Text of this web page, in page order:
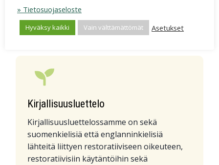
kehittämä ja se on suunnattu erityisesti
kasvatus- ja opetuskentän käyttöön.
Kirjallisuusluettelo
Kirjallisuusluettelossamme on sekä
suomenkielisiä että englanninkielisiä
lähteitä liittyen restoratiiviseen oikeuteen,
restoratiivisiin käytäntöihin sekä
» Tietosuojaseloste
Hyväksy kaikki Vain välttämättömät Asetukset